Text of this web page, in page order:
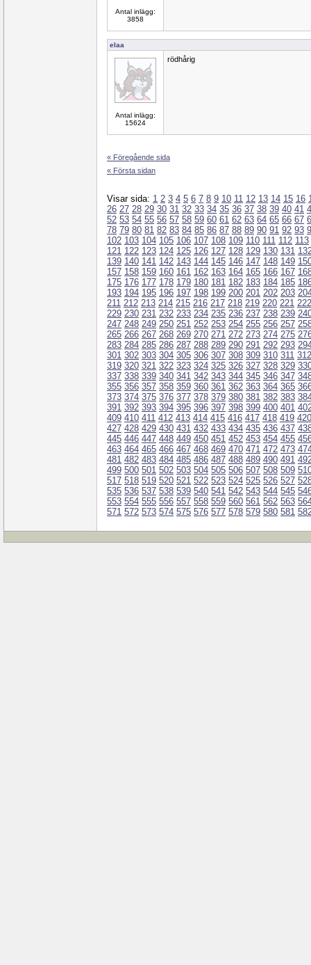
Antal inlägg:
3858
elaa
Antal inlägg:
15624
rödhårig
« Föregående sida
« Första sidan
Visar sida: 1 2 3 4 5 6 7 8 9 10 11 12 13 14 15 16
26 27 28 29 30 31 32 33 34 35 36 37 38 39 40 41
52 53 54 55 56 57 58 59 60 61 62 63 64 65 66 67
78 79 80 81 82 83 84 85 86 87 88 89 90 91 92 93
102 103 104 105 106 107 108 109 110 111 112 113
121 122 123 124 125 126 127 128 129 130 131
139 140 141 142 143 144 145 146 147 148 149
157 158 159 160 161 162 163 164 165 166 167
175 176 177 178 179 180 181 182 183 184 185
193 194 195 196 197 198 199 200 201 202 203
211 212 213 214 215 216 217 218 219 220 221 222
229 230 231 232 233 234 235 236 237 238 239
247 248 249 250 251 252 253 254 255 256 257
265 266 267 268 269 270 271 272 273 274 275
283 284 285 286 287 288 289 290 291 292 293
301 302 303 304 305 306 307 308 309 310 311 312
319 320 321 322 323 324 325 326 327 328 329
337 338 339 340 341 342 343 344 345 346 347
355 356 357 358 359 360 361 362 363 364 365
373 374 375 376 377 378 379 380 381 382 383
391 392 393 394 395 396 397 398 399 400 401
409 410 411 412 413 414 415 416 417 418 419 420
427 428 429 430 431 432 433 434 435 436 437
445 446 447 448 449 450 451 452 453 454 455
463 464 465 466 467 468 469 470 471 472 473
481 482 483 484 485 486 487 488 489 490 491
499 500 501 502 503 504 505 506 507 508 509
517 518 519 520 521 522 523 524 525 526 527
535 536 537 538 539 540 541 542 543 544 545
553 554 555 556 557 558 559 560 561 562 563
571 572 573 574 575 576 577 578 579 580 581